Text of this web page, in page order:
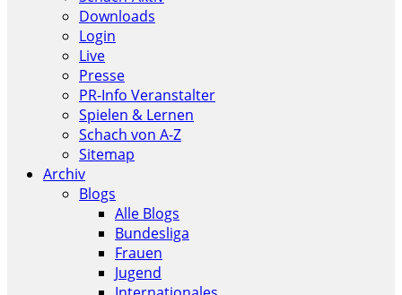
Downloads
Login
Live
Presse
PR-Info Veranstalter
Spielen & Lernen
Schach von A-Z
Sitemap
Archiv
Blogs
Alle Blogs
Bundesliga
Frauen
Jugend